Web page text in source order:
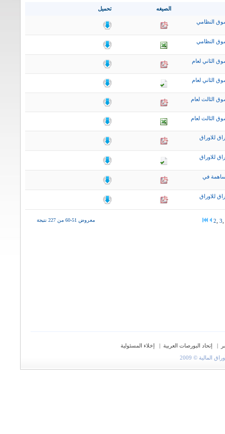
تحميل الصيغه
النظامي
النظامي
الثاني لعام
الثاني لعام
الثالث لعام
الثالث لعام
للاوراق
للاوراق
في
للاوراق
معروض 51-60 من 227 نتيجة 2 3
| إتحاد البورصات العربية |
إخلاء المسئولية
© 2009